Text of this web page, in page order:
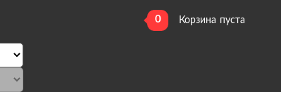
0 Корзина пуста